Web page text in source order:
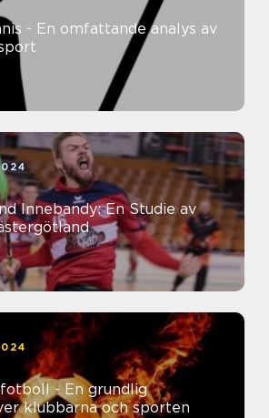
- En omfattande analys av
Innebandy: En Studie av
- En grundlig
klubbarna och sporten